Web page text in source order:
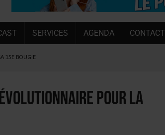
SERVICES AGENDA CONTACT
15E BOUGIE
DE 50 %
MARCHÉ [ÉTUDE]
pour la